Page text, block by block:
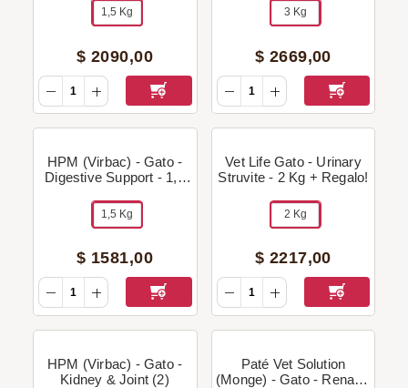
1,5 Kg
$ 2090,00
3 Kg
$ 2669,00
HPM (Virbac) - Gato -
Digestive Support - 1,5
1,5 Kg
$ 1581,00
Vet Life Gato - Urinary
Struvite - 2 Kg + Regalo!
2 Kg
$ 2217,00
HPM (Virbac) - Gato -
Kidney & Joint (2)
Paté Vet Solution
(Monge) - Gato - Renal &